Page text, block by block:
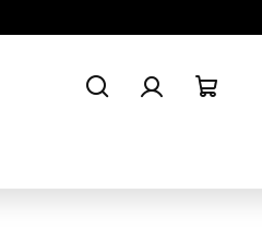
košík